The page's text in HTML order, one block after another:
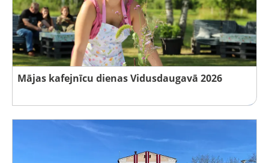
Mājas kafejnīcu dienas Vidusdaugavā 2026